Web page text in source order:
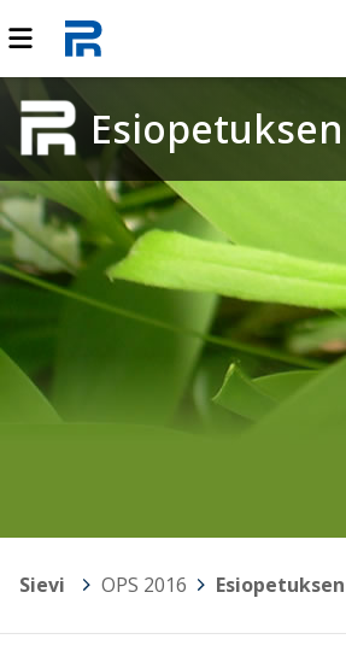
Sievi OPS 2016